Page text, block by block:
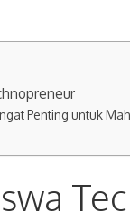
Penting untuk